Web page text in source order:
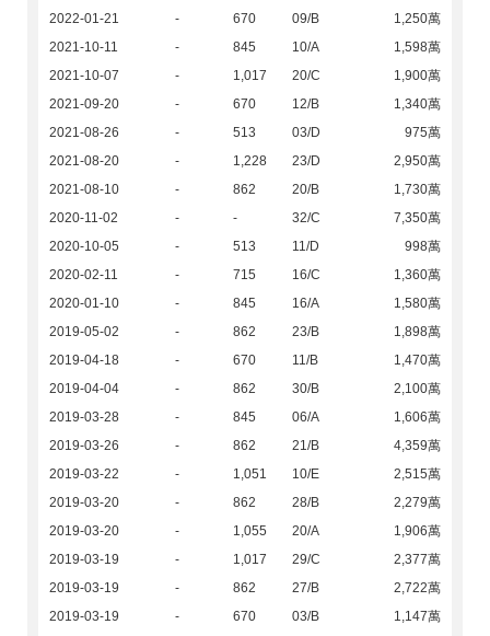
2022-01-21 - 670 09/B
1,250萬
2021-10-11
- 845 10/A
1,598萬
2021-10-07
- 1,017 20/C
1,900萬
2021-09-20
- 670 12/B
1,340萬
2021-08-26
- 513 03/D
975萬
2021-08-20
- 1,228 23/D
2,950萬
2021-08-10
- 862 20/B
1,730萬
2020-11-02
- - 32/C
7,350萬
2020-10-05
- 513 11/D
998萬
2020-02-11
- 715 16/C
1,360萬
2020-01-10
- 845 16/A
1,580萬
2019-05-02
- 862 23/B
1,898萬
2019-04-18
- 670 11/B
1,470萬
2019-04-04
- 862 30/B
2,100萬
2019-03-28
- 845 06/A
1,606萬
2019-03-26
- 862 21/B
4,359萬
2019-03-22
- 1,051 10/E
2,515萬
2019-03-20
- 862 28/B
2,279萬
2019-03-20
- 1,055 20/A
1,906萬
2019-03-19
- 1,017 29/C
2,377萬
2019-03-19
- 862 27/B
2,722萬
2019-03-19
- 670 03/B
1,147萬